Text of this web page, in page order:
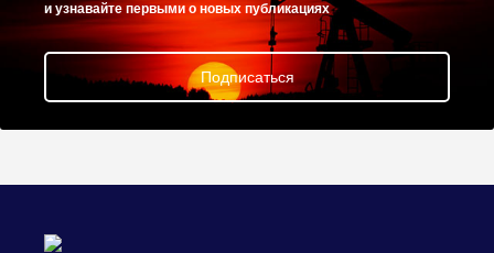
и узнавайте первыми о новых публикациях
Подписаться